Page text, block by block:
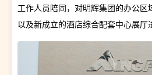
工作人员陪同，对明辉集团的办公区
以及新成立的酒店综合配套中心展厅